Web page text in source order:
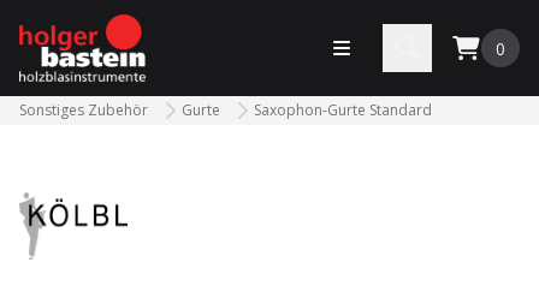
bastein
Menü öffnen 0
Sonstiges Zubehör Gurte Saxophon-Gurte Standard